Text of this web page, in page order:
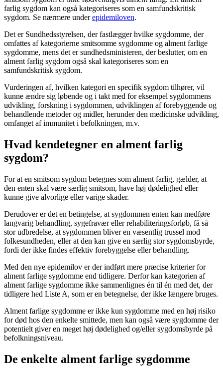
farlig sygdom kan også kategoriseres som en samfundskritisk
sygdom. Se nærmere underepidemiloven.
Det er Sundhedsstyrelsen, der fastlægger hvilke sygdomme, der
omfattes af kategorierne smitsomme sygdomme og alment farlige
sygdomme, mens det er sundhedsministeren, der beslutter, om en
alment farlig sygdom også skal kategoriseres som en
samfundskritisk sygdom.
Vurderingen af, hvilken kategori en specifik sygdom tilhører, vil
kunne ændre sig løbende og i takt med for eksempel sygdommens
udvikling, forskning i sygdommen, udviklingen af forebyggende og
behandlende metoder og midler, herunder den medicinske udvikling,
omfanget af immunitet i befolkningen, m.v.
Hvad kendetegner en alment farlig
sygdom?
For at en smitsom sygdom betegnes som alment farlig, gælder, at
den enten skal være særlig smitsom, have høj dødelighed eller
kunne give alvorlige eller varige skader.
Derudover er det en betingelse, at sygdommen enten kan medføre
langvarig behandling, sygefravær eller rehabiliteringsforløb, få så
stor udbredelse, at sygdommen bliver en væsentlig trussel mod
folkesundheden, eller at den kan give en særlig stor sygdomsbyrde,
fordi der ikke findes effektiv forebyggelse eller behandling.
Med den nye epidemilov er der indført mere præcise kriterier for
alment farlige sygdomme end tidligere. Derfor kan kategorien af
alment farlige sygdomme ikke sammenlignes én til én med det, der
tidligere hed Liste A, som er en betegnelse, der ikke længere bruges.
Alment farlige sygdomme er ikke kun sygdomme med en høj risiko
for død hos den enkelte smittede, men kan også være sygdomme der
potentielt giver en meget høj dødelighed og/eller sygdomsbyrde på
befolkningsniveau.
De enkelte alment farlige sygdomme